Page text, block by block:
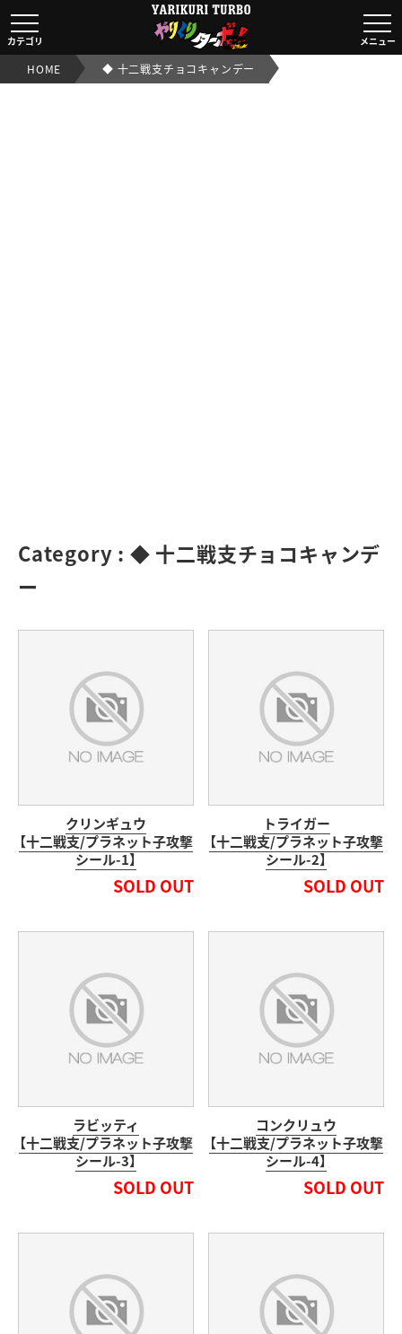
◆ 十二戦支チョコキャンデー｜【ビックリマンシール実
カテゴリ メニュー
HOME ◆ 十二戦支チョコキャンデー
Category : ◆ 十二戦支チョコキャンデ
ー
クリンギュウ
【十二戦支/プラネット子攻撃
シール-1】
SOLD OUT
トライガー
【十二戦支/プラネット子攻撃
シール-2】
SOLD OUT
ラビッティ
【十二戦支/プラネット子攻撃
シール-3】
SOLD OUT
コンクリュウ
【十二戦支/プラネット子攻撃
シール-4】
SOLD OUT